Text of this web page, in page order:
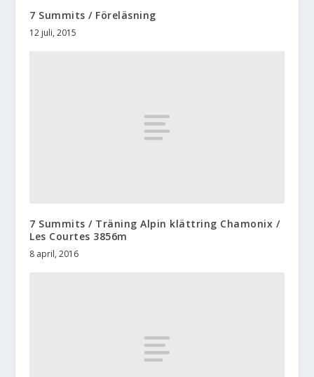
7 Summits / Föreläsning
12 juli, 2015
7 Summits / Träning Alpin klättring Chamonix /
Les Courtes 3856m
8 april, 2016